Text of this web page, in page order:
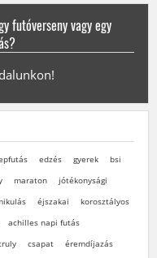
futóverseny vagy egy
edzés gyerek
bsi
maraton
jótékonysági
éjszakai
korosztályos
achilles napi futás
csapat
éremdíjazás